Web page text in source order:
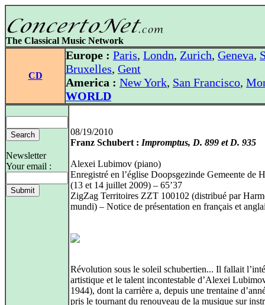
The Classical Music Network
CD
Europe : Paris, Londn, Zurich, Geneva,
Bruxelles, Gent
America : New York, San Francisco,
WORLD
Newsletter
Your email :
08/19/2010
Franz Schubert : Impromptus, D. 899 et D. 935
Alexei Lubimov (piano)
Enregistré en l’église Doopsgezinde Gemeente de
(13 et 14 juillet 2009) – 65’37
ZigZag Territoires ZZT 100102 (distribué par
mundi) – Notice de présentation en français et
Révolution sous le soleil schubertien... Il fallait
artistique et le talent incontestable d’Alexei
1944), dont la carrière a, depuis une trentaine
pris le tournant du renouveau de la musique sur